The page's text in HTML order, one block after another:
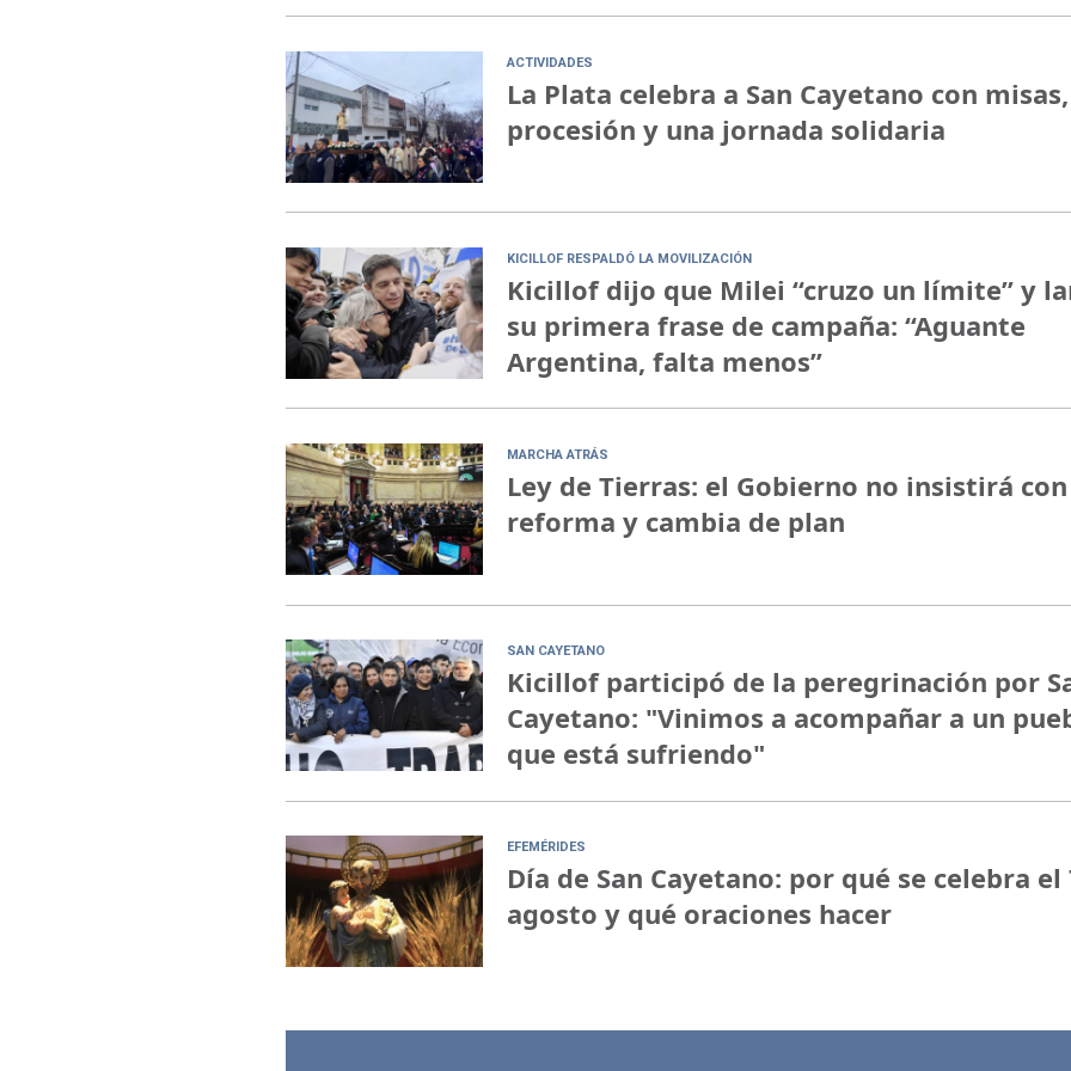
ACTIVIDADES
La Plata celebra a San Cayetano con misas,
procesión y una jornada solidaria
KICILLOF RESPALDÓ LA MOVILIZACIÓN
Kicillof dijo que Milei “cruzo un límite” y
su primera frase de campaña: “Aguante
Argentina, falta menos”
MARCHA ATRÁS
Ley de Tierras: el Gobierno no insistirá
reforma y cambia de plan
SAN CAYETANO
Kicillof participó de la peregrinación por
Cayetano: "Vinimos a acompañar a un
que está sufriendo"
EFEMÉRIDES
Día de San Cayetano: por qué se celebra el
agosto y qué oraciones hacer